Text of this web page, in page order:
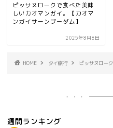
ピッサヌロークで食べた美味
しいカオマンガイ。【カオマ
ンガイサーンプーダム】
2025年8月8日
HOME タイ旅行 ピッサヌローク
週間ランキング